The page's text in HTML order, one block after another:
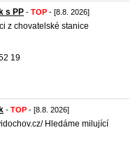
s PP - TOP - [8.8. 2026]
z chovatelské stanice
19
- TOP - [8.8. 2026]
Hledáme milující